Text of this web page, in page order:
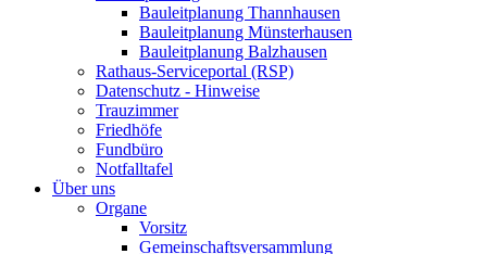
Bauleitplanung Thannhausen
Bauleitplanung Münsterhausen
Bauleitplanung Balzhausen
Rathaus-Serviceportal (RSP)
Datenschutz - Hinweise
Trauzimmer
Friedhöfe
Fundbüro
Notfalltafel
Über uns
Organe
Vorsitz
Gemeinschaftsversammlung